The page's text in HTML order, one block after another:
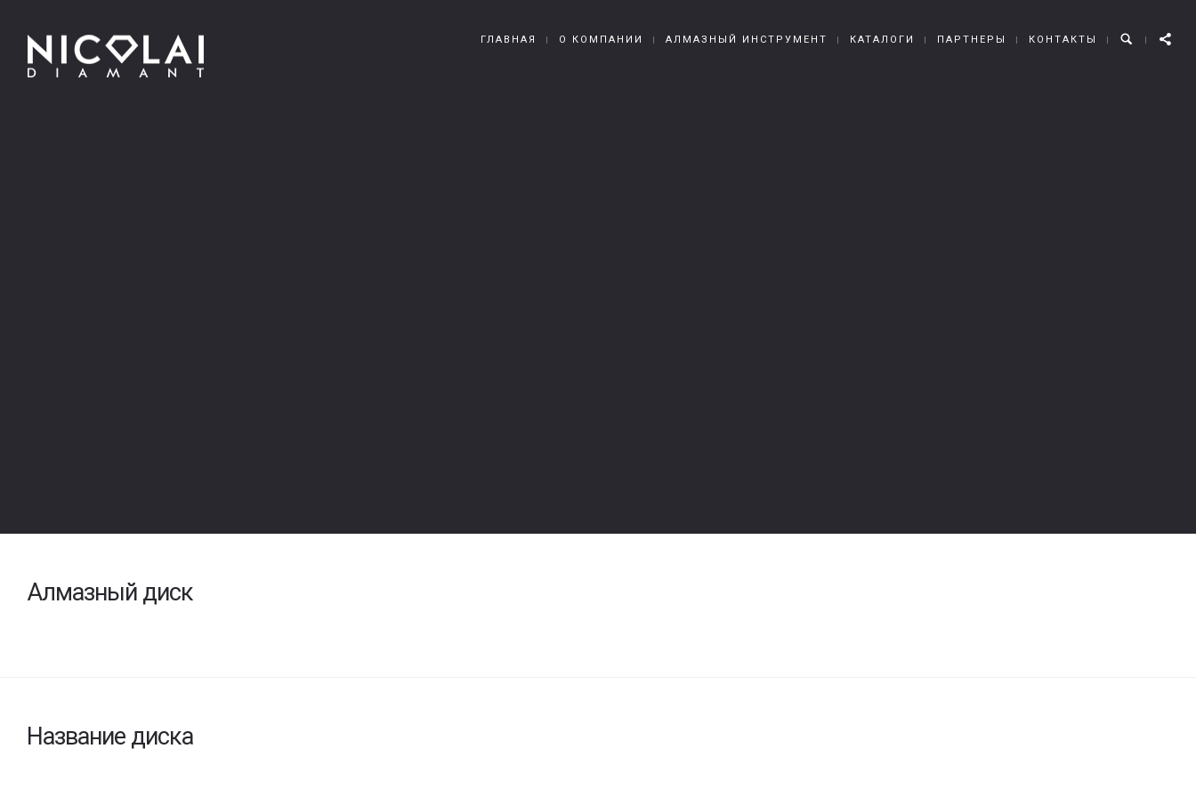
ГЛАВНАЯ О КОМПАНИИ АЛМАЗНЫЙ ИНСТРУМЕНТ КАТАЛОГИ ПАРТНЕРЫ КОНТАКТЫ
Алмазный диск
Название диска